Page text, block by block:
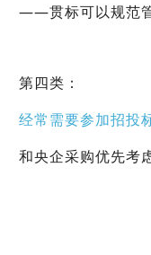
——贯标可以规范管
第四类：
经常需要参加招投
和央企采购优先考